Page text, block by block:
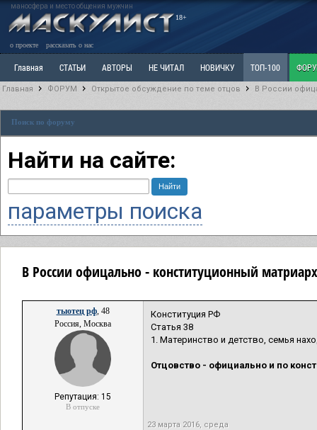
маносфера и место общения мужчин
18+
о проекте рассказать о нас
Главная СТАТЬИ АВТОРЫ НЕ ЧИТАЛ НОВИЧКУ ТОП-100
Ветка: Расстаюсь или Развожусь. САНЧАС Ветка: Наболевшее. Выскажись!
РАЗДЕЛ: Разное
Главная ФОРУМ Открытое обсуждение по теме отцов В России
Поиск по форуму
Найти на сайте:
параметры поиска
В России офицально - конституционный
тыотец рф, 48
Россия, Москва
Репутация: 15
В отпуске
Конституция РФ
Статья 38
1. Материнство и детство, семья
Отцовство - официально и по
23 марта 2016, среда